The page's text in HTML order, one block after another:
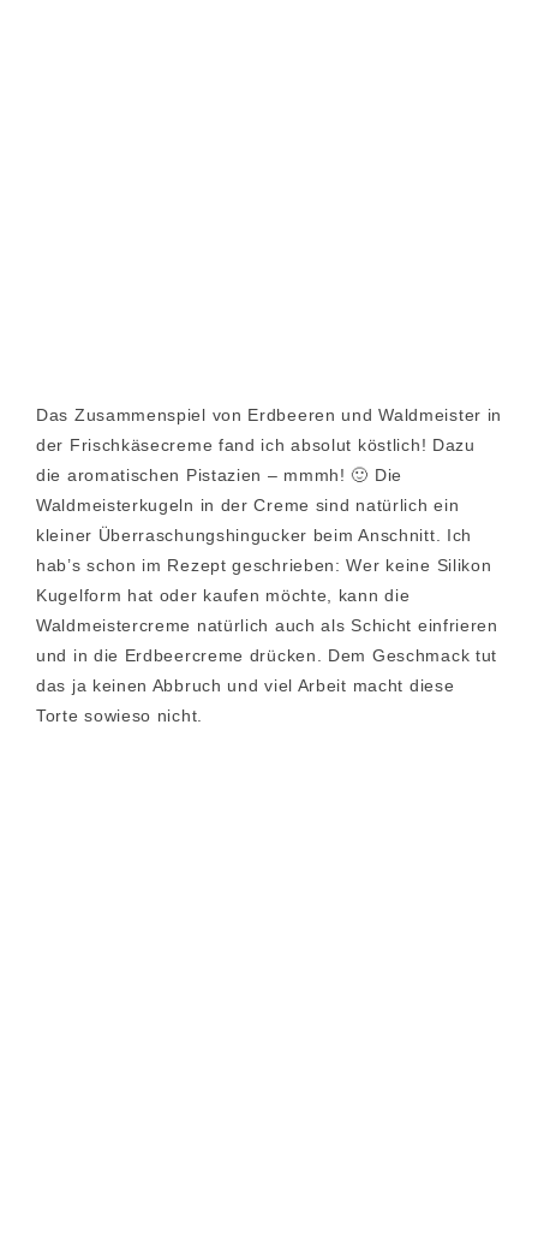
Das Zusammenspiel von Erdbeeren und Waldmeister in
der Frischkäsecreme fand ich absolut köstlich! Dazu
die aromatischen Pistazien – mmmh! 🙂 Die
Waldmeisterkugeln in der Creme sind natürlich ein
kleiner Überraschungshingucker beim Anschnitt. Ich
hab’s schon im Rezept geschrieben: Wer keine Silikon
Kugelform hat oder kaufen möchte, kann die
Waldmeistercreme natürlich auch als Schicht einfrieren
und in die Erdbeercreme drücken. Dem Geschmack tut
das ja keinen Abbruch und viel Arbeit macht diese
Torte sowieso nicht.